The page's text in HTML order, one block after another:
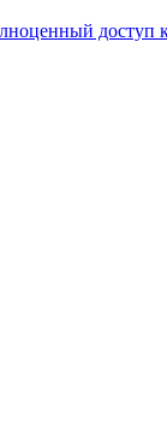
доступ